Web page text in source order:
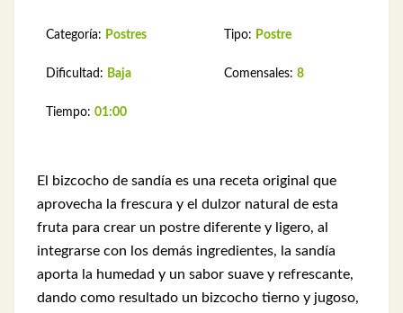
Categoría: Postres
Dificultad: Baja
Tiempo: 01:00
Tipo: Postre
Comensales: 8
El bizcocho de sandía es una receta original que
aprovecha la frescura y el dulzor natural de esta
fruta para crear un postre diferente y ligero, al
integrarse con los demás ingredientes, la sandía
aporta la humedad y un sabor suave y refrescante,
dando como resultado un bizcocho tierno y jugoso,